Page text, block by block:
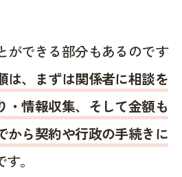
ができる部分もあるのです
は、まずは関係者に相談を
・情報収集、そして金額も
から契約や行政の手続きに
。